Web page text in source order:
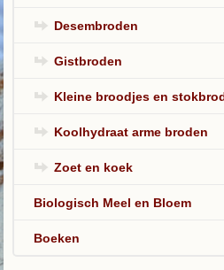
Desembroden
Gistbroden
Kleine broodjes en
Koolhydraat arme broden
Zoet en koek
Biologisch Meel en Bloem
Boeken